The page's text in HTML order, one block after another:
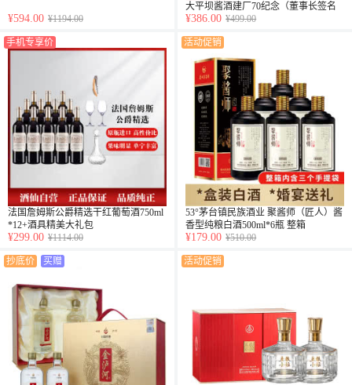
¥594.00 ¥1194.00
大平坝酱酒建厂70纪念（董事长签名
版）500ml*6整箱
¥386.00 ¥499.00
手机专享价
法国詹姆斯公爵精选干红葡萄酒750ml
*12+酒具精美大礼包
¥299.00 ¥1114.00
活动促销
53°茅台镇民族酒业 聚酱师（匠人）酱
香型纯粮白酒500ml*6瓶 整箱
¥179.00 ¥510.00
抄底价 买赠 活动促销